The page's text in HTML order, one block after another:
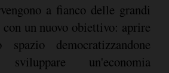
a fianco delle grandi
con un nuovo obiettivo: aprire
democratizzandone
un'economia